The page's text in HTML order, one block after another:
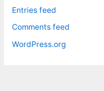
Entries feed
Comments feed
WordPress.org